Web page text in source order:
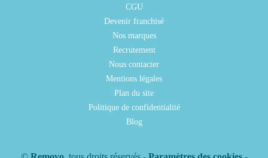
CGU
Devenir franchisé
Nos marques
Recrutement
Nous contacter
Mentions légales
Plan du site
Politique de confidentialité
Blog